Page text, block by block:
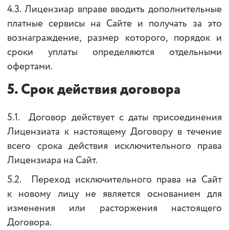
4.3. Лицензиар вправе вводить дополнительные
платные сервисы на Сайте и получать за это
вознаграждение, размер которого, порядок и
сроки уплаты определяются отдельными
офертами.
5.Срок действия договора
5.1. Договор действует с даты присоединения
Лицензиата к настоящему Договору в течение
всего срока действия исключительного права
Лицензиара на Сайт.
5.2. Переход исключительного права на Сайт
к новому лицу не является основанием для
изменения или расторжения настоящего
Договора.